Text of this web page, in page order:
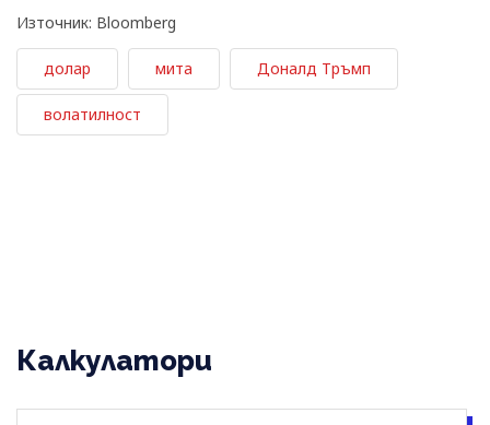
Източник: Bloomberg
долар мита Доналд Тръмп
волатилност
Калкулатори